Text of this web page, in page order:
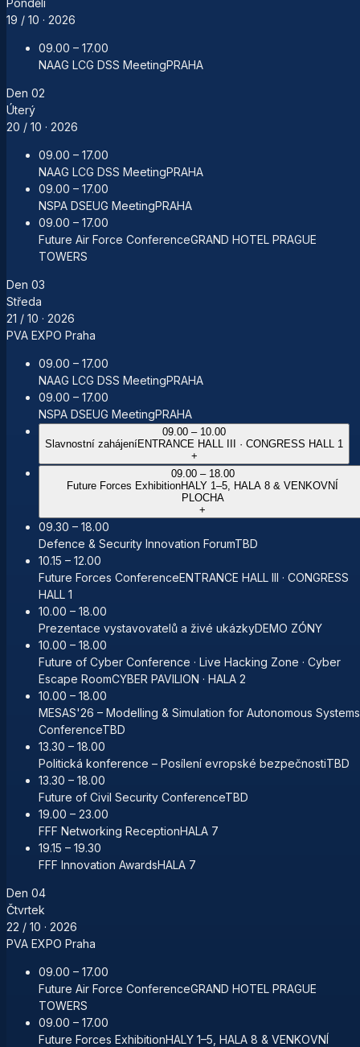
19 / 10 · 2026
09.00 – 17.00
NAAG LCG DSS MeetingPRAHA
Den 02
Úterý
20 / 10 · 2026
09.00 – 17.00
NAAG LCG DSS MeetingPRAHA
09.00 – 17.00
NSPA DSEUG MeetingPRAHA
09.00 – 17.00
Future Air Force ConferenceGRAND HOTEL PRAGUE
TOWERS
Den 03
Středa
21 / 10 · 2026
PVA EXPO Praha
09.00 – 17.00
NAAG LCG DSS MeetingPRAHA
09.00 – 17.00
NSPA DSEUG MeetingPRAHA
09.00 – 10.00
Slavnostní zahájeníENTRANCE HALL III · CONGRESS HALL 1
+
09.00 – 18.00
Future Forces ExhibitionHALY 1–5, HALA 8 & VENKOVNÍ
PLOCHA
+
09.30 – 18.00
Defence & Security Innovation ForumTBD
10.15 – 12.00
Future Forces ConferenceENTRANCE HALL III · CONGRESS
HALL 1
10.00 – 18.00
Prezentace vystavovatelů a živé ukázkyDEMO ZÓNY
10.00 – 18.00
Future of Cyber Conference · Live Hacking Zone · Cyber
Escape RoomCYBER PAVILION · HALA 2
10.00 – 18.00
MESAS'26 – Modelling & Simulation for Autonomous Systems
ConferenceTBD
13.30 – 18.00
Politická konference – Posílení evropské bezpečnostiTBD
13.30 – 18.00
Future of Civil Security ConferenceTBD
19.00 – 23.00
FFF Networking ReceptionHALA 7
19.15 – 19.30
FFF Innovation AwardsHALA 7
Den 04
Čtvrtek
22 / 10 · 2026
PVA EXPO Praha
09.00 – 17.00
Future Air Force ConferenceGRAND HOTEL PRAGUE
TOWERS
09.00 – 17.00
Future Forces ExhibitionHALY 1–5, HALA 8 & VENKOVNÍ